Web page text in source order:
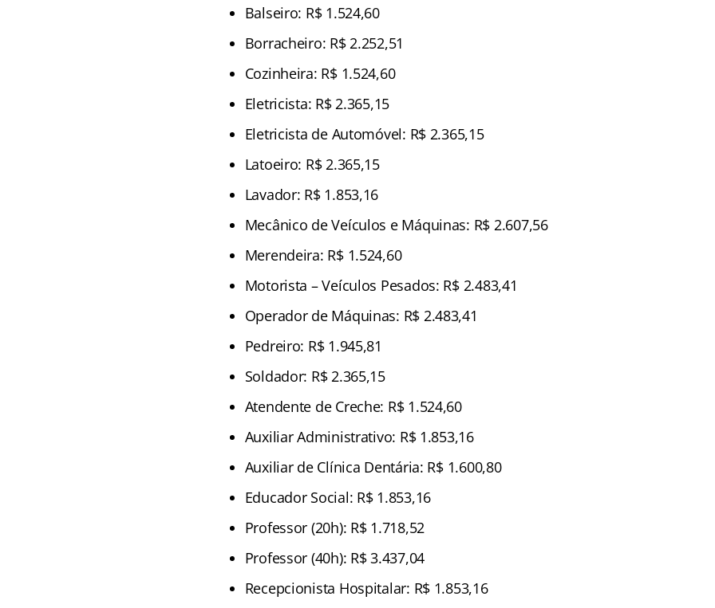
Balseiro: R$ 1.524,60
Borracheiro: R$ 2.252,51
Cozinheira: R$ 1.524,60
Eletricista: R$ 2.365,15
Eletricista de Automóvel: R$ 2.365,15
Latoeiro: R$ 2.365,15
Lavador: R$ 1.853,16
Mecânico de Veículos e Máquinas: R$ 2.607,56
Merendeira: R$ 1.524,60
Motorista – Veículos Pesados: R$ 2.483,41
Operador de Máquinas: R$ 2.483,41
Pedreiro: R$ 1.945,81
Soldador: R$ 2.365,15
Atendente de Creche: R$ 1.524,60
Auxiliar Administrativo: R$ 1.853,16
Auxiliar de Clínica Dentária: R$ 1.600,80
Educador Social: R$ 1.853,16
Professor (20h): R$ 1.718,52
Professor (40h): R$ 3.437,04
Recepcionista Hospitalar: R$ 1.853,16